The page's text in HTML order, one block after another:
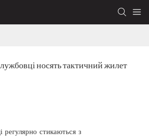
носять тактичний жилет
регулярно стикаються з